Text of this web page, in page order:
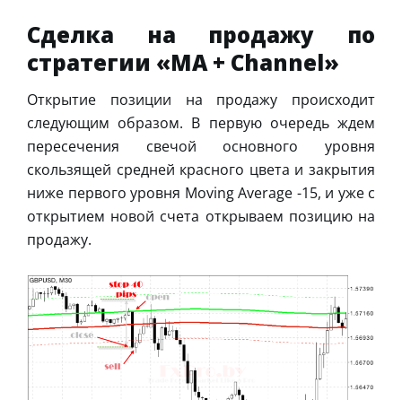
Сделка на продажу по
стратегии «MA + Channel»
Открытие позиции на продажу происходит
следующим образом. В первую очередь ждем
пересечения свечой основного уровня
скользящей средней красного цвета и закрытия
ниже первого уровня Moving Average -15, и уже с
открытием новой счета открываем позицию на
продажу.